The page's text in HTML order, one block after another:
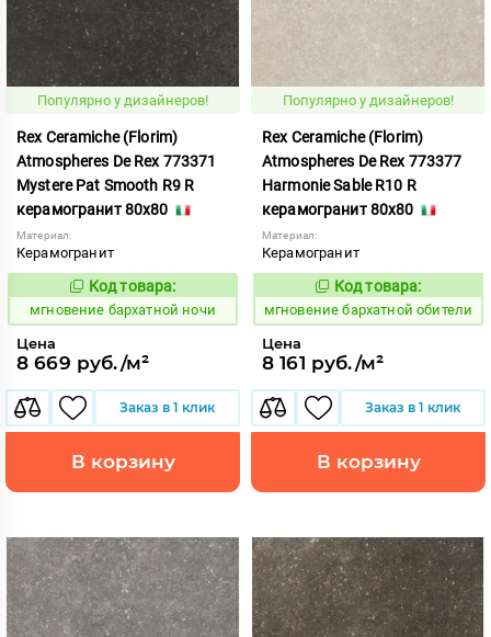
Популярно у дизайнеров!
Rex Ceramiche (Florim)
Atmospheres De Rex 773371
Mystere Pat Smooth R9 R
керамогранит 80x80
Материал:
Керамогранит
937936
Код товара:
мгновение бархатной ночи
Цена
8 669 руб./м²
Заказ в 1 клик
В корзину
Популярно у дизайнеров!
Rex Ceramiche (Florim)
Atmospheres De Rex 773377
Harmonie Sable R10 R
керамогранит 80x80
Материал:
Керамогранит
937937
Код товара:
мгновение бархатной обители
Цена
8 161 руб./м²
Заказ в 1 клик
В корзину